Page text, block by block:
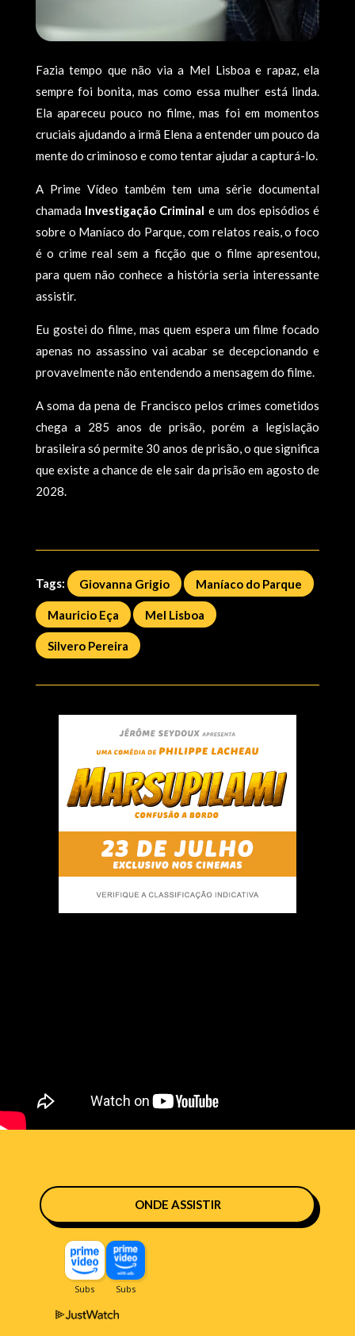
Fazia tempo que não via a Mel Lisboa e rapaz, ela
sempre foi bonita, mas como essa mulher está linda.
Ela apareceu pouco no filme, mas foi em momentos
cruciais ajudando a irmã Elena a entender um pouco da
mente do criminoso e como tentar ajudar a capturá-lo.
A Prime Vídeo também tem uma série documental
chamada Investigação Criminal e um dos episódios é
sobre o Maníaco do Parque, com relatos reais, o foco
é o crime real sem a ficção que o filme apresentou,
para quem não conhece a história seria interessante
assistir.
Eu gostei do filme, mas quem espera um filme focado
apenas no assassino vai acabar se decepcionando e
provavelmente não entendendo a mensagem do filme.
A soma da pena de Francisco pelos crimes cometidos
chega a 285 anos de prisão, porém a legislação
brasileira só permite 30 anos de prisão, o que significa
que existe a chance de ele sair da prisão em agosto de
2028.
Tags: Giovanna Grigio Maníaco do Parque
Mauricio Eça Mel Lisboa
Silvero Pereira
ONDE ASSISTIR